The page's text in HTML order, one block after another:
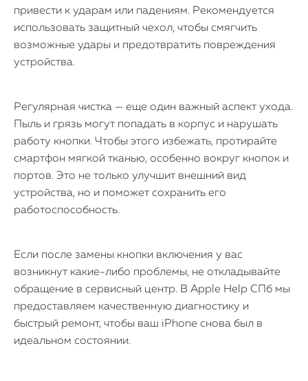
привести к ударам или падениям. Рекомендуется
использовать защитный чехол, чтобы смягчить
возможные удары и предотвратить повреждения
устройства.
Регулярная чистка — еще один важный аспект ухода.
Пыль и грязь могут попадать в корпус и нарушать
работу кнопки. Чтобы этого избежать, протирайте
смартфон мягкой тканью, особенно вокруг кнопок и
портов. Это не только улучшит внешний вид
устройства, но и поможет сохранить его
работоспособность.
Если после замены кнопки включения у вас
возникнут какие-либо проблемы, не откладывайте
обращение в сервисный центр. В Apple Help СПб мы
предоставляем качественную диагностику и
быстрый ремонт, чтобы ваш iPhone снова был в
идеальном состоянии.